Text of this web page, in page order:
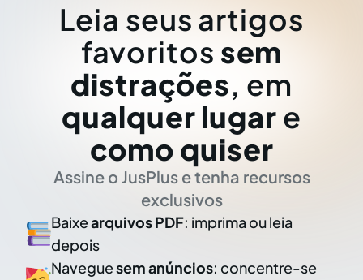
Leia seus artigos
favoritos sem
distrações, em
qualquer lugar e
como quiser
Assine o JusPlus e tenha recursos
exclusivos
Baixearquivos PDF: imprima ou leia
depois
Naveguesem anúncios: concentre-se